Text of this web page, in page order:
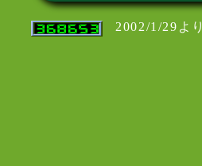
2002/1/29より